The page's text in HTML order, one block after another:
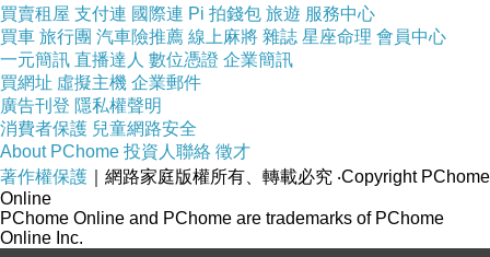
買賣租屋 支付連 國際連 Pi 拍錢包 旅遊 服務中心
買車 旅行團 汽車險推薦 線上麻將 雜誌 星座命理 會員中心
一元簡訊 直播達人 數位憑證 企業簡訊
買網址 虛擬主機 企業郵件
廣告刊登 隱私權聲明
消費者保護 兒童網路安全
About PChome 投資人聯絡 徵才
著作權保護 ｜網路家庭版權所有、轉載必究 ‧Copyright PChome
Online
PChome Online and PChome are trademarks of PChome
Online Inc.